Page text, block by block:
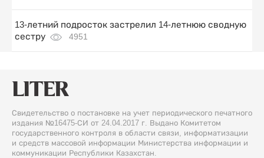
13-летний подросток застрелил 14-летнюю сводную
сестру
4951
Свидетельство о постановке на учет периодического печатного
издания №16475-СИ от 24.04.2017 г. Выдано Комитетом
государственного контроля в области связи, информатизации
и средств массовой информации Министерства информации и
коммуникации Республики Казахстан.